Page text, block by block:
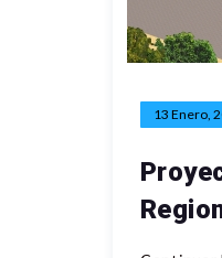
13 Enero,